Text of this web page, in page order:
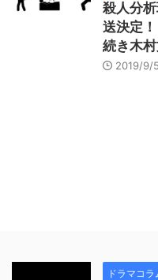
殺人分
送決定
続き木村
2019/9/5
ドラマコラ